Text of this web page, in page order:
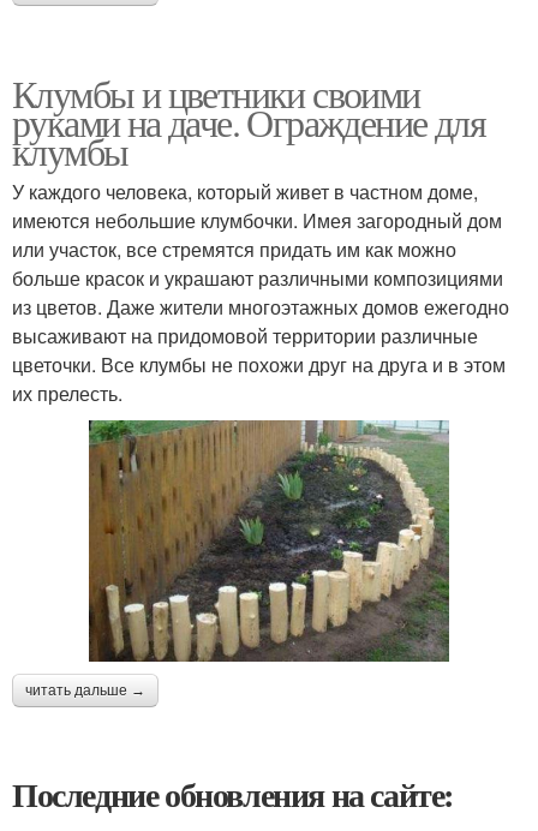
Клумбы и цветники своими
руками на даче. Ограждение для
клумбы
У каждого человека, который живет в частном доме,
имеются небольшие клумбочки. Имея загородный дом
или участок, все стремятся придать им как можно
больше красок и украшают различными композициями
из цветов. Даже жители многоэтажных домов ежегодно
высаживают на придомовой территории различные
цветочки. Все клумбы не похожи друг на друга и в этом
их прелесть.
читать дальше →
Последние обновления на сайте: